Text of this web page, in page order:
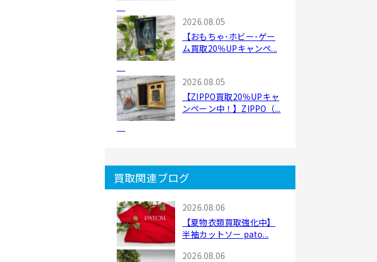
2026.08.05
【おもちゃ･ホビー･ゲー
ム買取20％UPキャンペ...
2026.08.05
【ZIPPO買取20％UPキャ
ンペーン中！】ZIPPO（...
買取関連ブログ
2026.08.06
【夏物衣類買取強化中】
半袖カットソー pato...
2026.08.06